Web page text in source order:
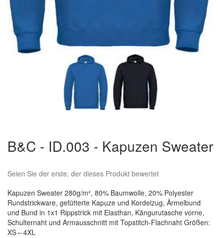
der
Bildergalerie
B&C - ID.003 - Kapuzen Sweater
Seien Sie der erste, der dieses Produkt bewertet
Kapuzen Sweater 280g/m², 80% Baumwolle, 20% Polyester
Rundstrickware, gefütterte Kapuze und Kordelzug, Ärmelbund
und Bund in 1x1 Rippstrick mit Elasthan, Kängurutasche vorne,
Schulternaht und Armausschnitt mit Topstitch-Flachnaht Größen:
XS – 4XL